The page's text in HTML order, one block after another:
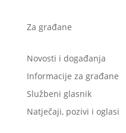
Za građane
Novosti i događanja
Informacije za građane
Službeni glasnik
Natječaji, pozivi i oglasi